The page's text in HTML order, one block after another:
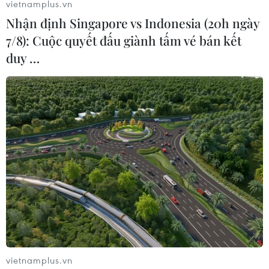
Chăm lo, không kỳ thị để người cần cách ly
yên tâm hợp tác chống dịch
05/02/2021 09:37
Lãnh đạo thành phố Hà Nội yêu cầu tuyệt đối không
được kỳ thị mà phải chia sẻ, hỗ trợ để người cách ly yên
tâm, hợp tác tốt hơn trong công tác phòng chống dịch
bệnh.
vietnamplus.vn
Nhận định Singapore vs Indonesia (20h ngày
7/8): Cuộc quyết đấu giành tấm vé bán kết
duy …
vietnamplus.vn